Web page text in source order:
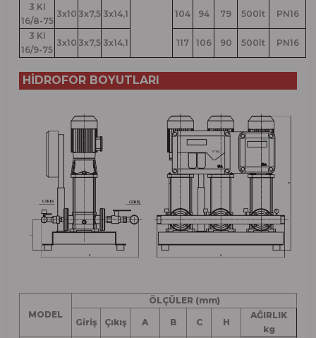
3 KI
16/8-75
3x10 3x7,5 3x14,1 104 94 79 500lt PN16
3 KI
16/9-75
3x10 3x7,5 3x14,1 117 106 90 500lt PN16
HİDROFOR BOYUTLARI
MODEL
ÖLÇÜLER (mm)
Giriş Çıkış A B C H
AĞIRLIK
kg